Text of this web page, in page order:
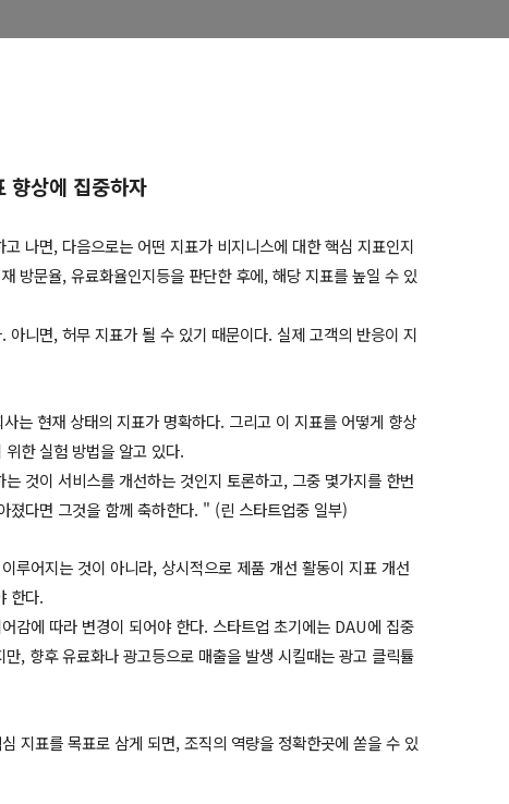
향상에 집중하자
나면, 다음으로는 어떤 지표가 비지니스에 대한 핵심 지표인지
방문율, 유료화율인지등을 판단한 후에, 해당 지표를 높일 수 있
아니면, 허무 지표가 될 수 있기 때문이다. 실제 고객의 반응이 지
는 현재 상태의 지표가 명확하다. 그리고 이 지표를 어떻게 향상
한 실험 방법을 알고 있다.
것이 서비스를 개선하는 것인지 토론하고, 그중 몇가지를 한번
졌다면 그것을 함께 축하한다. " (린 스타트업중 일부)
루어지는 것이 아니라, 상시적으로 제품 개선 활동이 지표 개선
한다.
감에 따라 변경이 되어야 한다. 스타트업 초기에는 DAU에 집중
, 향후 유료화나 광고등으로 매출을 발생 시킬때는 광고 클릭튤
지표를 목표로 삼게 되면, 조직의 역량을 정확한곳에 쏟을 수 있